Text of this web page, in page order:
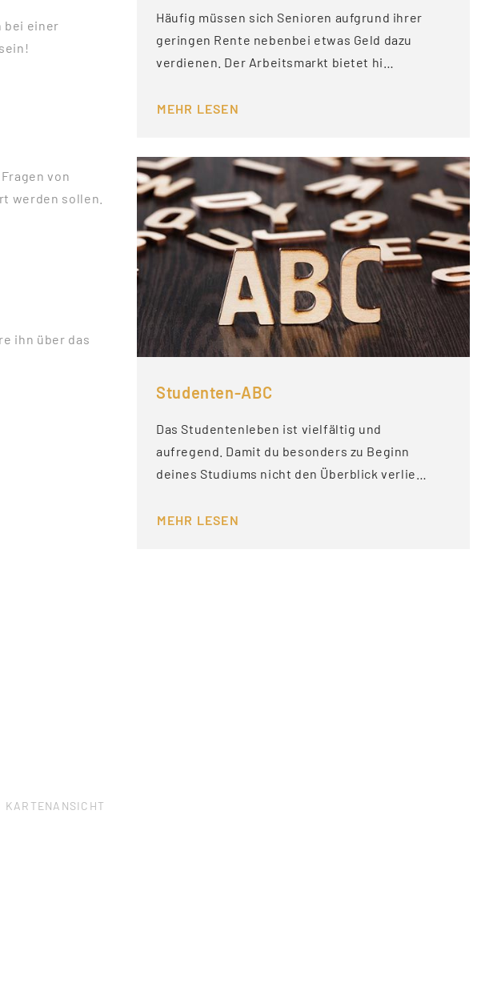
bei einer
von
werden sollen.
ihn über das
KARTENANSICHT
Häufig müssen sich Senioren aufgrund ihrer
geringen Rente nebenbei etwas Geld dazu
verdienen. Der Arbeitsmarkt bietet hi…
MEHR LESEN
Studenten-ABC
Das Studentenleben ist vielfältig und
aufregend. Damit du besonders zu Beginn
deines Studiums nicht den Überblick verlie…
MEHR LESEN